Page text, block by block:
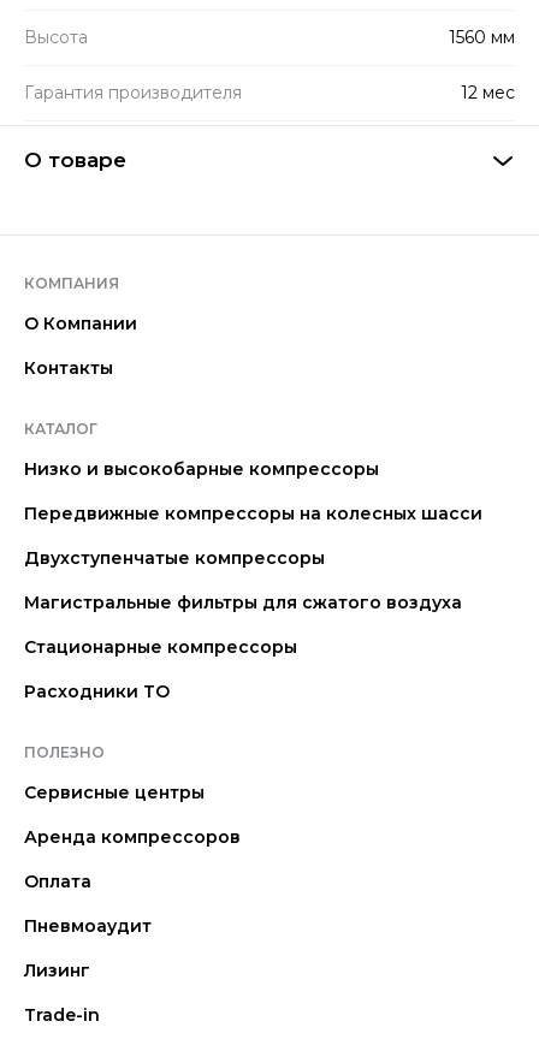
Высота 1560 мм
Гарантия производителя 12 мес
О товаре
КОМПАНИЯ
О Компании
Контакты
КАТАЛОГ
Низко и высокобарные компрессоры
Передвижные компрессоры на колесных шасси
Двухступенчатые компрессоры
Магистральные фильтры для сжатого воздуха
Стационарные компрессоры
Расходники ТО
ПОЛЕЗНО
Сервисные центры
Аренда компрессоров
Оплата
Пневмоаудит
Лизинг
Trade-in